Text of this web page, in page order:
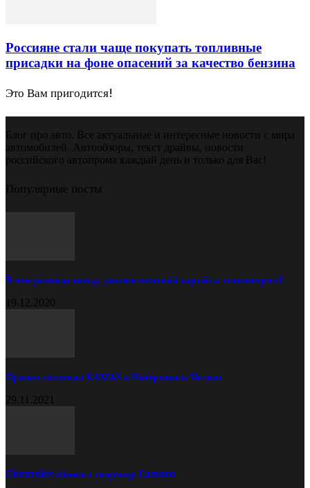
Россияне стали чаще покупать топливные
присадки на фоне опасений за качество бензина
Это Вам пригодится!
Блог про авто. Все актуальные и интересные новости с мира
автомобилей. Автообзоры, текст драйвы, новости
российского автопрома каждый день и только для Вас!
Популярные посты
В чём разница между диагностической картой и техосмотром?
19.12.2020
Прицеп самосвал КАМАЗ в Набережных Челнах
29.11.2021
Chevrolet обновил спорткар Camaro